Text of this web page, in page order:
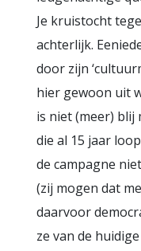
Je kruistocht
achterlijk.
door zijn
hier gewoon uit
is niet (meer) blij
die al 15 jaar
de campagne
(zij mogen dat
daarvoor
ze van de